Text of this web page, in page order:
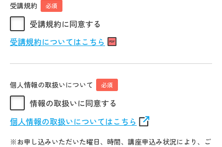
受講規約 必須
受講規約に同意する
受講規約についてはこちら
個人情報の取扱いについて 必須
情報の取扱いに同意する
個人情報の取扱いについてはこちら
※お申し込みいただいた曜日、時間、講座申込み状況により、ご